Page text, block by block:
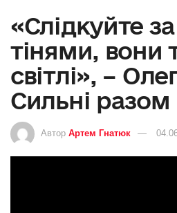
«Слідкуйте
тінями, вони
світлі», –
Сильні разом
Автор Артем Гнатюк